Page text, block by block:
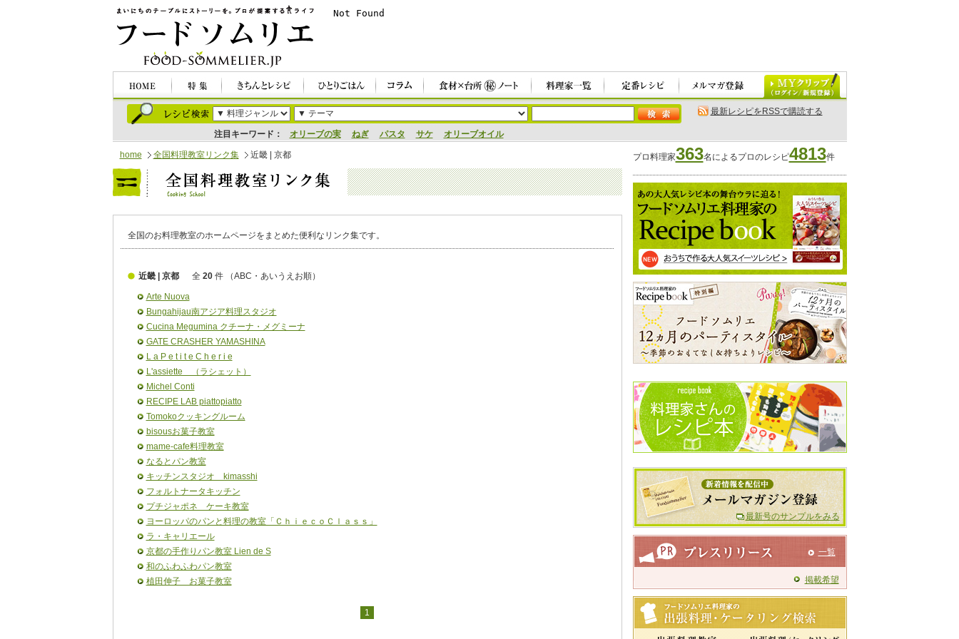
注目キーワード： オリーブの実 ねぎ パスタ サケ オリーブオイル
最新レシピをRSSで購読する
home 全国料理教室リンク集 近畿 | 京都 プロ料理家363名によるプロのレシピ4813件
全国のお料理教室のホームページをまとめた便利なリンク集です。
近畿 | 京都 全 20件（ABC・あいうえお順）
Arte Nuova
Bungahijau南アジア料理スタジオ
Cucina Megumina クチーナ・メグミーナ
GATE CRASHER YAMASHINA
L a P e t i t e C h e r i e
L'assiette （ラシェット）
Michel Conti
RECIPE LAB piattopiatto
Tomokoクッキングルーム
bisousお菓子教室
mame-cafe料理教室
なるとパン教室
キッチンスタジオ kimasshi
フォルトナータキッチン
プチジャポネ ケーキ教室
ヨーロッパのパンと料理の教室「ＣｈｉｅｃｏＣｌａｓｓ」
ラ・キャリエール
京都の手作りパン教室 Lien de S
和のふわふわパン教室
植田伸子 お菓子教室
1
最新号のサンプルをみる
一覧
掲載希望